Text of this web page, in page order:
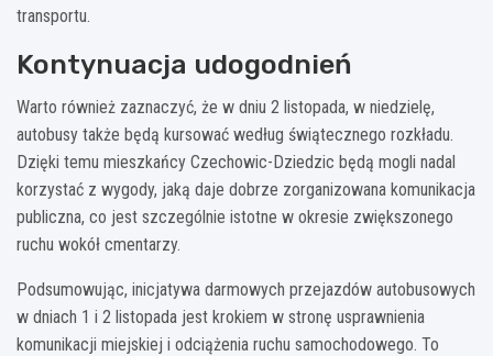
transportu.
Kontynuacja udogodnień
Warto również zaznaczyć, że w dniu 2 listopada, w niedzielę,
autobusy także będą kursować według świątecznego rozkładu.
Dzięki temu mieszkańcy Czechowic-Dziedzic będą mogli nadal
korzystać z wygody, jaką daje dobrze zorganizowana komunikacja
publiczna, co jest szczególnie istotne w okresie zwiększonego
ruchu wokół cmentarzy.
Podsumowując, inicjatywa darmowych przejazdów autobusowych
w dniach 1 i 2 listopada jest krokiem w stronę usprawnienia
komunikacji miejskiej i odciążenia ruchu samochodowego. To